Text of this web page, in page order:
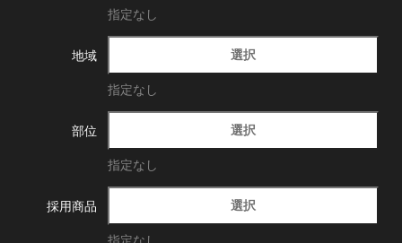
指定なし
地域 選択
指定なし
部位 選択
指定なし
採用商品 選択
指定なし